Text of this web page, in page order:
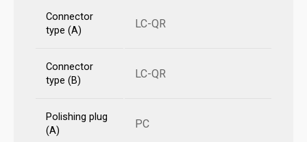
Connector
type (A)
LC-QR
Connector
type (B)
LC-QR
Polishing plug
(A)
PC